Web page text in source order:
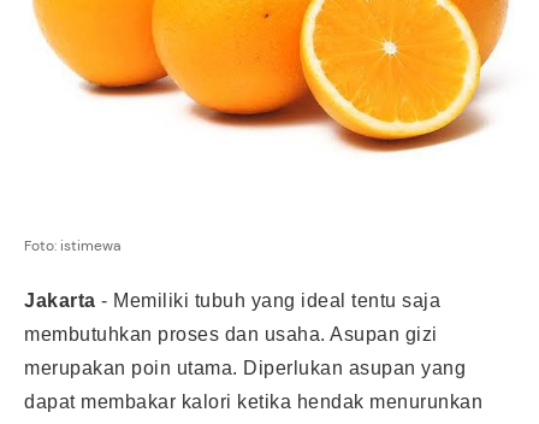
Foto: istimewa
Jakarta - Memiliki tubuh yang ideal tentu saja
membutuhkan proses dan usaha. Asupan gizi
merupakan poin utama. Diperlukan asupan yang
dapat membakar kalori ketika hendak menurunkan